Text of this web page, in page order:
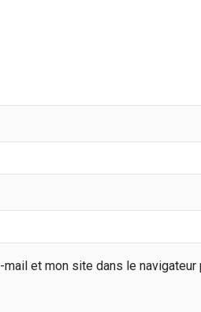
mail et mon site dans le navigateur